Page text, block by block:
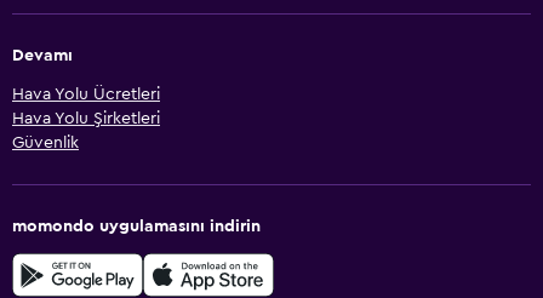
Devamı
Hava Yolu Ücretleri
Hava Yolu Şirketleri
Güvenlik
momondo uygulamasını indirin